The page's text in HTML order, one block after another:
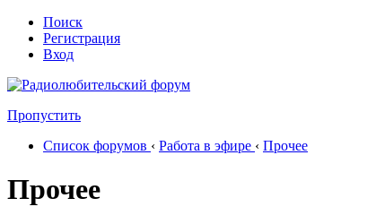
Поиск
Регистрация
Вход
Пропустить
Список форумов ‹ Работа в эфире ‹ Прочее
Прочее